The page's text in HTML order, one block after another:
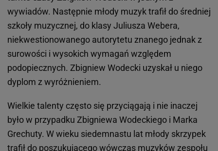
wywiadów. Następnie młody muzyk trafił do średniej
szkoły muzycznej, do klasy Juliusza Webera,
niekwestionowanego autorytetu znanego jednak z
surowości i wysokich wymagań względem
podopiecznych. Zbigniew Wodecki uzyskał u niego
dyplom z wyróżnieniem.
Wielkie talenty często się przyciągają i nie inaczej
było w przypadku Zbigniewa Wodeckiego i Marka
Grechuty. W wieku siedemnastu lat młody skrzypek
trafił do poszukującego wówczas muzyków zespołu